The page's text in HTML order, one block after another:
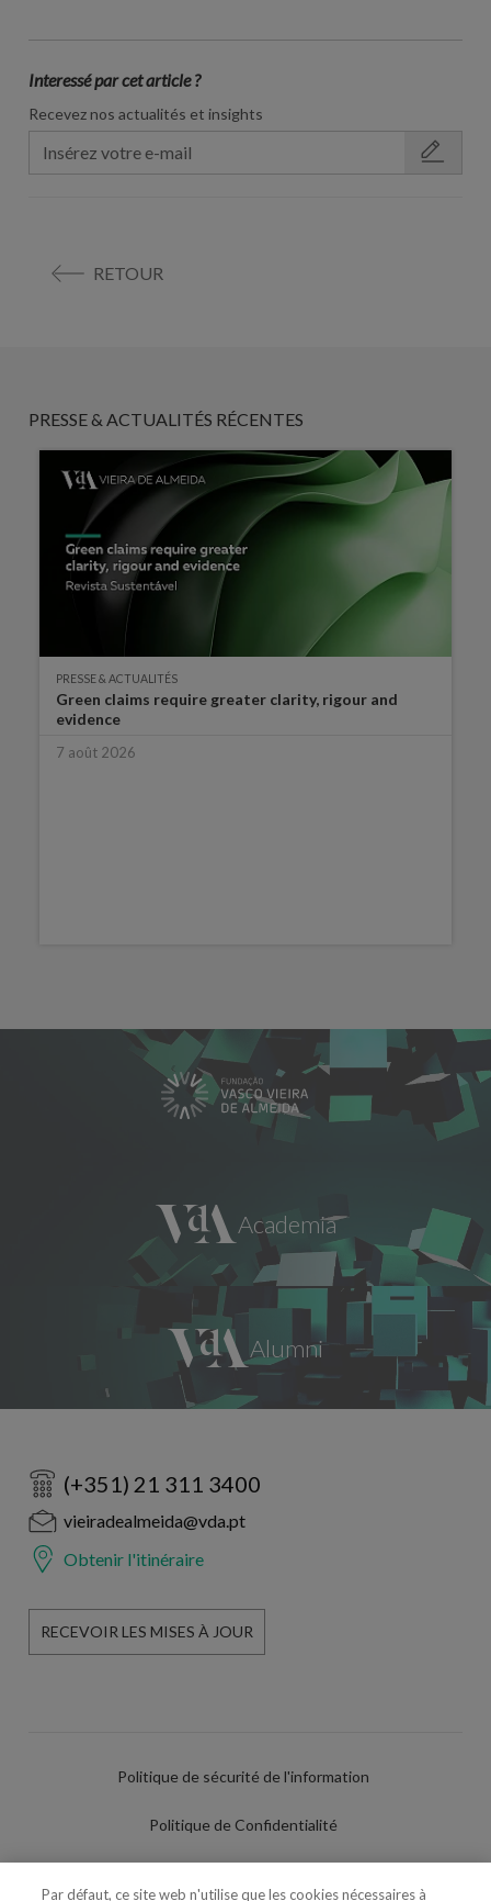
Interessé par cet article ?
Recevez nos actualités et insights
RETOUR
PRESSE & ACTUALITÉS RÉCENTES
PRESSE & ACTUALITÉS
Green claims require greater clarity, rigour and
evidence
7 août 2026
(+351) 21 311 3400
vieiradealmeida@vda.pt
Obtenir l'itinéraire
RECEVOIR LES MISES À JOUR
Politique de sécurité de l'information
Politique de Confidentialité
Par défaut, ce site web n'utilise que les cookies nécessaires à